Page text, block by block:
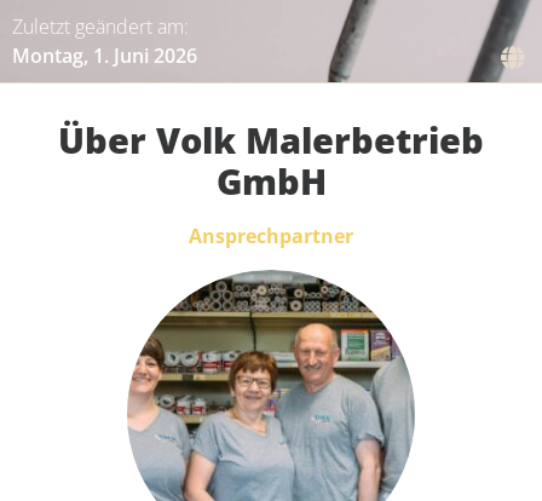
Zuletzt geändert am:
Montag, 1. Juni 2026
Über Volk Malerbetrieb
GmbH
Ansprechpartner